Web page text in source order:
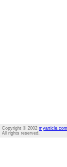
Copyright © 2002
All rights reserved.